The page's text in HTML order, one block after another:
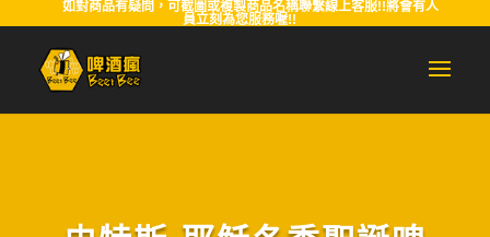
如對商品有疑問，可截圖或複製商品名稱聯繫線上客服!!將會有人
員立刻為您服務喔!!